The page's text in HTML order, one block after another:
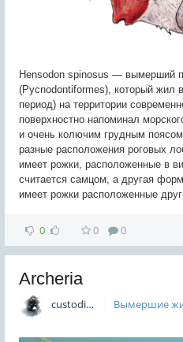
Hensodon spinosus — вымерший
(Pycnodontiformes), который жил
период) на территории
поверхностно напоминал
и очень колючим грудным
разные расположения роговых
имеет рожки, расположенные в
считается самцом, а другая
имеет рожки расположенные друг
0 0 0
Archeria
custodian Вымершие